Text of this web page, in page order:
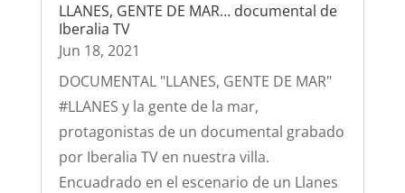
LLANES, GENTE DE MAR… documental de
Iberalia TV
Jun 18, 2021
DOCUMENTAL "LLANES, GENTE DE MAR"
#LLANES y la gente de la mar,
protagonistas de un documental grabado
por Iberalia TV en nuestra villa.
Encuadrado en el escenario de un Llanes